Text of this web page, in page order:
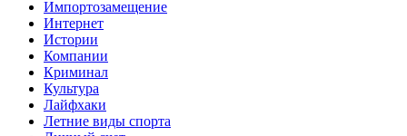
Импортозамещение
Интернет
Истории
Компании
Криминал
Культура
Лайфхаки
Летние виды спорта